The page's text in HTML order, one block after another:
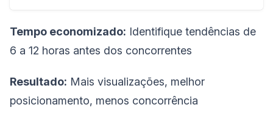
Tempo economizado: Identifique tendências de
6 a 12 horas antes dos concorrentes
Resultado: Mais visualizações, melhor
posicionamento, menos concorrência